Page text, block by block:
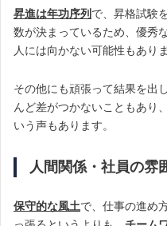
昇進は年功序列で、昇格試験
数が決まっているため、優秀
人には向かない可能性もありま
その他にも頑張って結果を出
んど差がつかないこともあり
いう声もあります。
人間関係・社員の雰
保守的な風土で、仕事の進め